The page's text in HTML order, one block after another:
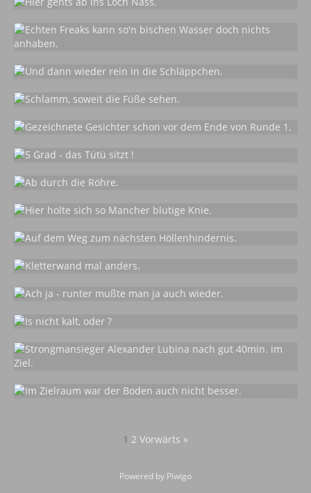
1 2 Vorwärts »
Powered by Piwigo